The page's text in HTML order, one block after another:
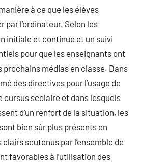
à ce que les élèves
par l’ordinateur. Selon les
initiale et continue et un suivi
pour que les enseignants ont
prochains médias en classe. Dans
des directives pour l’usage de
cursus scolaire et dans lesquels
d’un renfort de la situation, les
bien sûr plus présents en
soutenus par l’ensemble de
favorables à l’utilisation des